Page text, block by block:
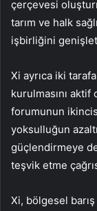
çerçevesi
tarım ve halk
işbirliğini
Xi ayrıca iki
kurulmasını
forumunun
yoksulluğun
güçlendirmeye
teşvik etme
Xi, bölgesel